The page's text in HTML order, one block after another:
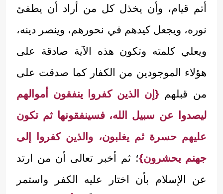
أتم قيام، وأن يخذل كل من أراد أن يطفئ
نوره، ويجعل كيدهم في نحورهم، وينصر دينه،
ويعلي كلمته وتكون هذه الآية صادقة على
هؤلاء الموجودين من الكفار كما صدقت على
من قبلهم {إن الذين كفروا ينفقون أموالهم
ليصدوا عن سبيل الله، فسينفقونها ثم تكون
عليهم حسرة ثم يغلبون، والذين كفروا إلى
جهنم يحشرون}؛ ثم أخبر تعالى أن من ارتد
عن الإسلام بأن اختار عليه الكفر واستمر